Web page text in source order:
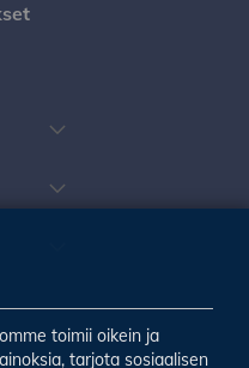
toimii oikein ja
tarjota sosiaalisen